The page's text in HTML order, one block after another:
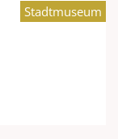
Stadtmuseum